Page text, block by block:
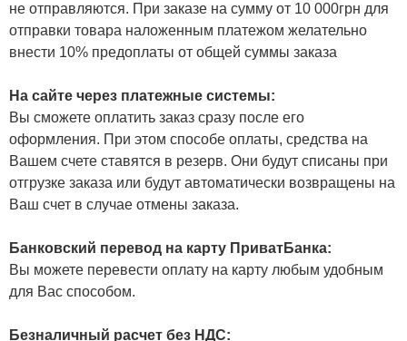
не отправляются. При заказе на сумму от 10 000грн для
отправки товара наложенным платежом желательно
внести 10% предоплаты от общей суммы заказа
На сайте через платежные системы:
Вы сможете оплатить заказ сразу после его
оформления. При этом способе оплаты, средства на
Вашем счете ставятся в резерв. Они будут списаны при
отгрузке заказа или будут автоматически возвращены на
Ваш счет в случае отмены заказа.
Банковский перевод на карту ПриватБанка:
Вы можете перевести оплату на карту любым удобным
для Вас способом.
Безналичный расчет без НДС: